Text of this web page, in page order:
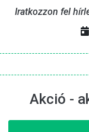
Iratkozzon fel
Akció -
» Mutasd a
Csak eddig